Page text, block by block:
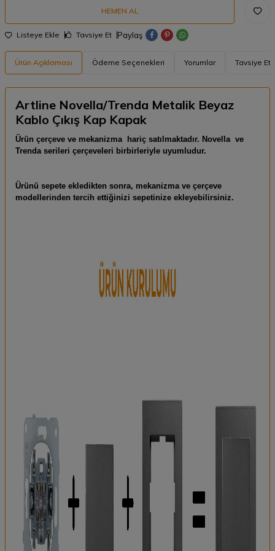
HEMEN AL
Listeye Ekle Tavsiye Et Paylaş
Ürün Açıklaması Ödeme Seçenekleri Yorumlar Tavsiye Et
Artline Novella/Trenda Metalik Beyaz
Kablo Çıkış Kap Kapak
Ürün çerçeve ve mekanizma hariç satılmaktadır. Novella ve
Trenda serileri çerçeveleri birbirleriyle uyumludur.
Ürünü sepete ekledikten sonra, mekanizma ve çerçeve
modellerinden tercih ettiğinizi sepetinize ekleyebilirsiniz.